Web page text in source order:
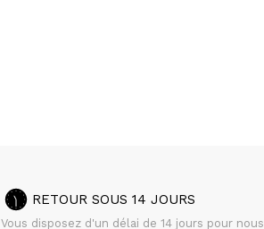
RETOUR SOUS 14 JOURS
Vous disposez d'un délai de 14 jours pour nous